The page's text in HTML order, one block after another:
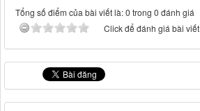
Tổng số điểm của bài viết là: 0 trong 0 đánh giá
Click để đánh giá bài viết